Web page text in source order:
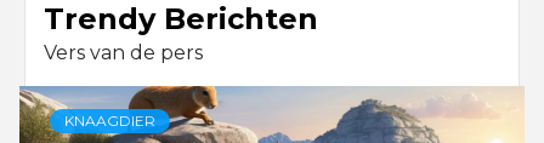
Trendy Berichten
Vers van de pers
KNAAGDIER